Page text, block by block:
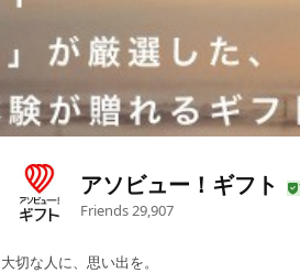
アソビュー！ギフト
Friends 29,907
大切な人に、思い出を。